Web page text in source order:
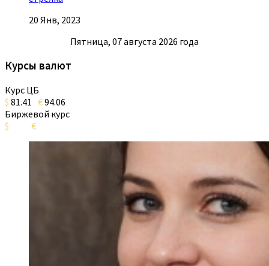
20 Янв, 2023
Пятница, 07 августа 2026 года
Курсы валют
Курс ЦБ
$ 81.41 €94.06
Биржевой курс
$
€